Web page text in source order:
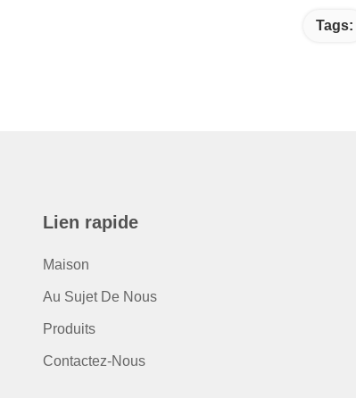
Tags:
Lien rapide
Maison
Au Sujet De Nous
Produits
Contactez-Nous